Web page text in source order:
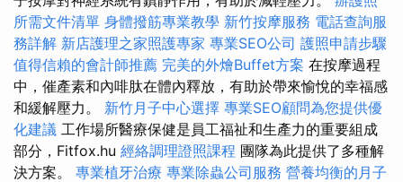
所需文件清單 身體撥筋專業教學 新竹按摩服務 電話查詢服
務詳解 新店護理之家照護專家 專業SEO公司 護照申請步驟
值得信賴的會計師推薦 完美的外燴Buffet方案 在按摩過程
中，催產素和內啡肽在體內釋放，有助於帶來愉悅的幸福感
和緩解壓力。 新竹月子中心選擇 專業SEO顧問為您提供優
化建議 工作場所醫療保健是員工福祉和生產力的重要組成
部分，Fitfox.hu 經絡調理證照課程 團隊為此提供了多種解
決方案。 專業植牙治療 專業除蟲公司服務 營養均衡的月子